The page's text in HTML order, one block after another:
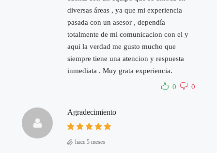
diversas áreas , ya que mi experiencia
pasada con un asesor , dependía
totalmente de mi comunicacion con el y
aqui la verdad me gusto mucho que
siempre tiene una atencion y respuesta
inmediata . Muy grata experiencia.
0 0
Agradecimiento
hace 5 meses